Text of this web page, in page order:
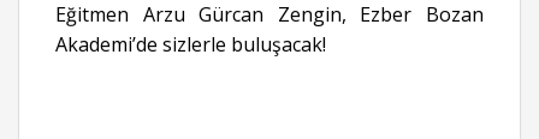
Eğitmen Arzu Gürcan Zengin, Ezber Bozan
Akademi’de sizlerle buluşacak!